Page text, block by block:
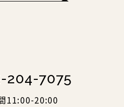
204-7075
11:00-20:00